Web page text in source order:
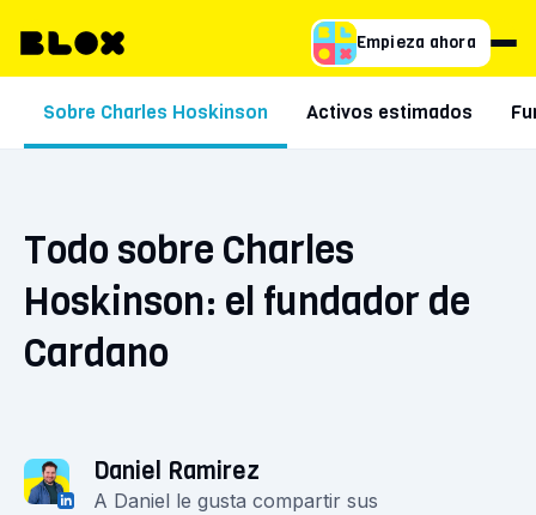
Empieza ahora
Sobre Charles Hoskinson Activos estimados
Todo sobre Charles
Hoskinson: el fundador de
Cardano
Daniel Ramirez
A Daniel le gusta compartir sus